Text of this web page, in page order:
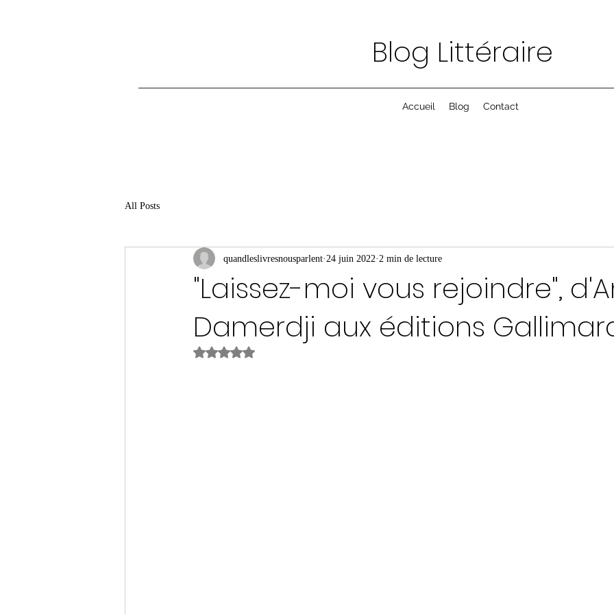
Blog Littéraire
Accueil Blog Contact
All Posts
"Laissez-moi vous rejoindre",
Damerdji aux éditions
quandleslivresnousparlent 24 juin 2022 2 min de lecture
Noté NaN étoiles sur 5.